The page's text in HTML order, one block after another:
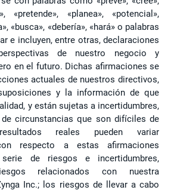
«pretende», «planea», «potencial»,
«busca», «debería», «hará» o palabras
e incluyen, entre otras, declaraciones
de nuestro negocio y
en el futuro. Dichas afirmaciones se
actuales de nuestros directivos,
y la información de que
y están sujetas a incertidumbres,
circunstancias que son difíciles de
reales pueden variar
respecto a estas afirmaciones
de riesgos e incertidumbres,
relacionados con nuestra
Inc.; los riesgos de llevar a cabo